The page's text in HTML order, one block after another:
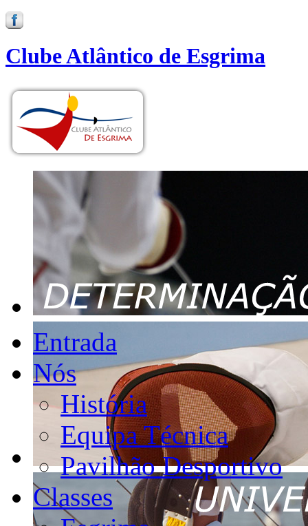
Clube Atlântico de Esgrima
Entrada
Nós
História
Equipa Técnica
Pavilhão Desportivo
Classes